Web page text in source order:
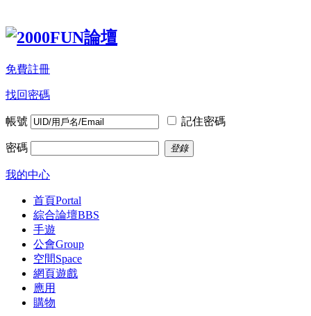
免費註冊
找回密碼
帳號 記住密碼
密碼 登錄
我的中心
首頁Portal
綜合論壇BBS
手遊
公會Group
空間Space
網頁遊戲
應用
購物